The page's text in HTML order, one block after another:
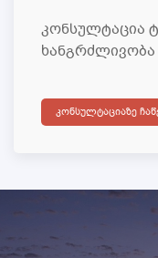
კონსულტაცია
ხანგრძლივობა
ᲙᲝᲜᲡᲣᲚᲢᲐᲪᲘᲐᲖᲔ